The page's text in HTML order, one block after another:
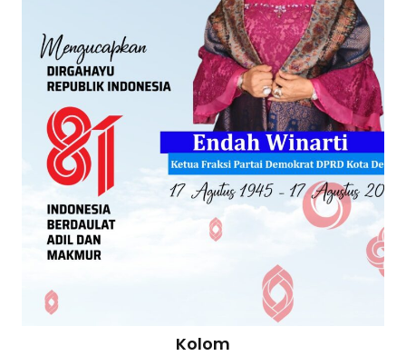
Kolom